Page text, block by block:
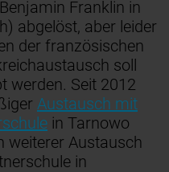
Franklin in
abgelöst, aber leider
der französischen
soll
werden. Seit 2012
Austausch mit
in Tarnowo
weiterer Austausch
in